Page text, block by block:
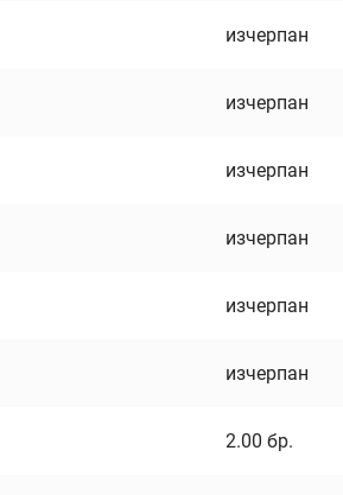
изчерпан
изчерпан
изчерпан
изчерпан
изчерпан
изчерпан
2.00 бр.